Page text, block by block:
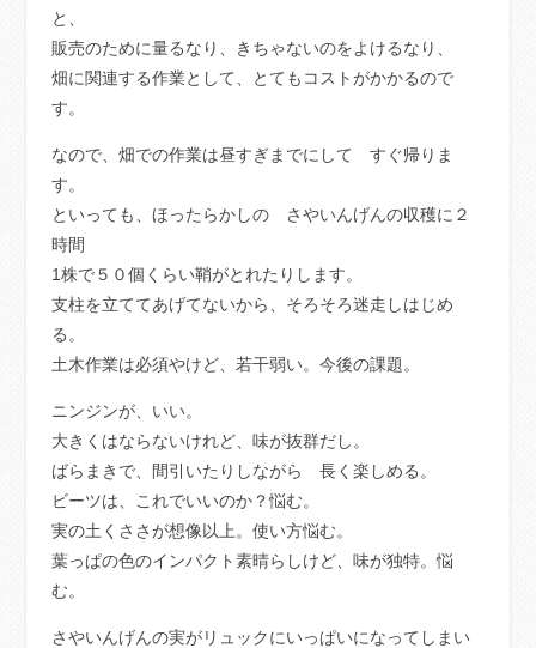
と、
販売のために量るなり、きちゃないのをよけるなり、
畑に関連する作業として、とてもコストがかかるので
す。
なので、畑での作業は昼すぎまでにして すぐ帰りま
す。
といっても、ほったらかしの さやいんげんの収穫に２
時間
1株で５０個くらい鞘がとれたりします。
支柱を立ててあげてないから、そろそろ迷走しはじめ
る。
土木作業は必須やけど、若干弱い。今後の課題。
ニンジンが、いい。
大きくはならないけれど、味が抜群だし。
ばらまきで、間引いたりしながら 長く楽しめる。
ビーツは、これでいいのか？悩む。
実の土くささが想像以上。使い方悩む。
葉っぱの色のインパクト素晴らしけど、味が独特。悩
む。
さやいんげんの実がリュックにいっぱいになってしまい